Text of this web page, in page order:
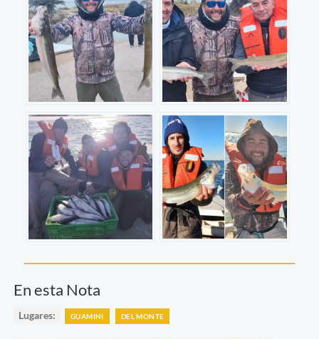
En esta Nota
Lugares: GUAMINI DEL MONTE